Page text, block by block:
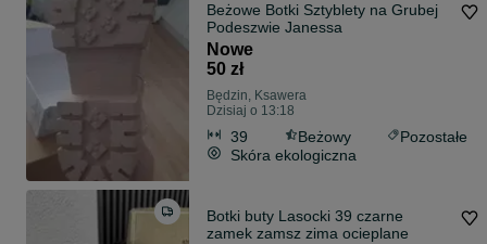
Beżowe Botki Sztyblety na Grubej
Podeszwie Janessa
Nowe
50 zł
Będzin, Ksawera
Dzisiaj o 13:18
39 Beżowy
Pozostałe
Skóra ekologiczna
Botki buty Lasocki 39 czarne
zamek zamsz zima ocieplane